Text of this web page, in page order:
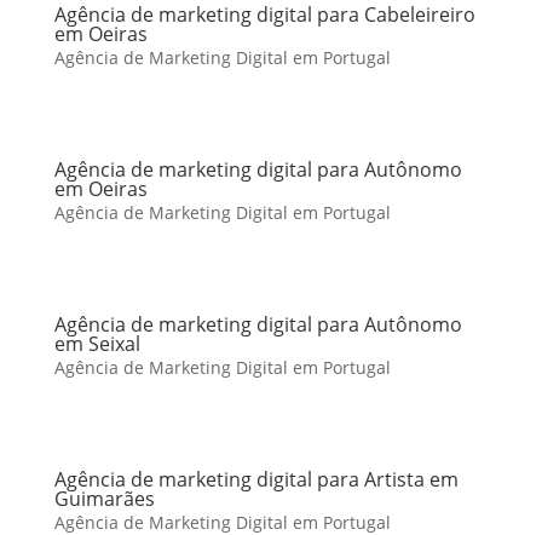
Agência de marketing digital para Cabeleireiro
em Oeiras
Agência de Marketing Digital em Portugal
Agência de marketing digital para Autônomo
em Oeiras
Agência de Marketing Digital em Portugal
Agência de marketing digital para Autônomo
em Seixal
Agência de Marketing Digital em Portugal
Agência de marketing digital para Artista em
Guimarães
Agência de Marketing Digital em Portugal